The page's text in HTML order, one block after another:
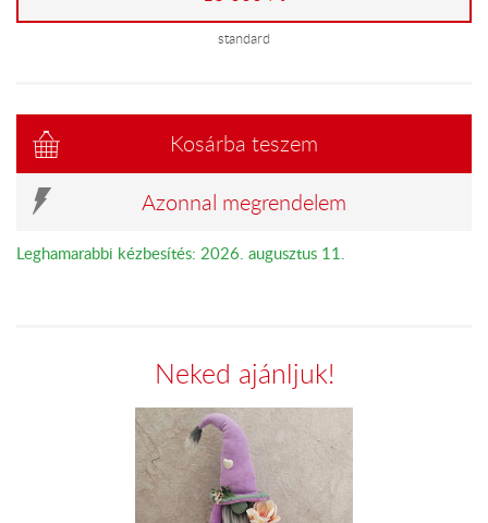
standard
Kosárba teszem
Azonnal megrendelem
Leghamarabbi kézbesítés: 2026. augusztus 11.
Neked ajánljuk!